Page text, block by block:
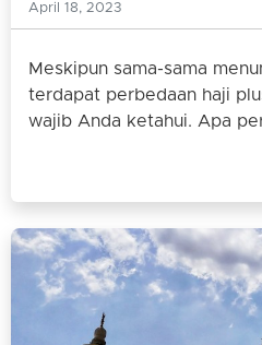
April 18, 2023
Meskipun sama-sama
terdapat perbedaan haji
wajib Anda ketahui. Apa